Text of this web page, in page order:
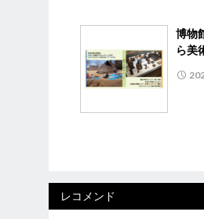
博物
ら美
レコメンド